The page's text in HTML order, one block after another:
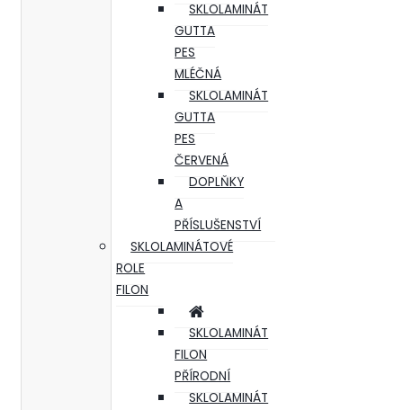
SKLOLAMINÁT
GUTTA
PES
MLÉČNÁ
SKLOLAMINÁT
GUTTA
PES
ČERVENÁ
DOPLŇKY
A
PŘÍSLUŠENSTVÍ
SKLOLAMINÁTOVÉ
ROLE
FILON
SKLOLAMINÁT
FILON
PŘÍRODNÍ
SKLOLAMINÁT